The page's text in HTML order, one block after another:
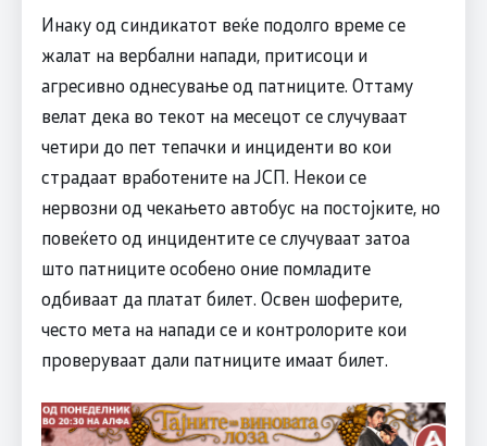
Инаку од синдикатот веќе подолго време се
жалат на вербални напади, притисоци и
агресивно однесување од патниците. Оттаму
велат дека во текот на месецот се случуваат
четири до пет тепачки и инциденти во кои
страдаат вработените на ЈСП. Некои се
нервозни од чекањето автобус на постојките, но
повеќето од инцидентите се случуваат затоа
што патниците особено оние помладите
одбиваат да платат билет. Освен шоферите,
често мета на напади се и контролорите кои
проверуваат дали патниците имаат билет.